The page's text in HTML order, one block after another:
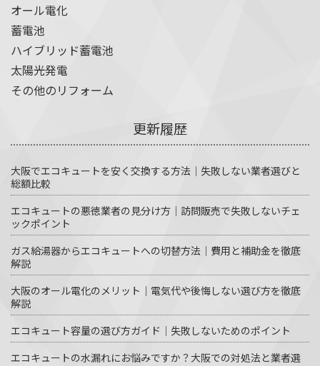
オール電化
蓄電池
ハイブリッド蓄電池
太陽光発電
その他のリフォーム
更新履歴
大阪でエコキュートを安く交換する方法｜失敗しない業者選びと
総額比較
エコキュートの悪徳業者の見分け方｜訪問販売で失敗しないチェ
ックポイント
ガス給湯器からエコキュートへの切替方法｜費用と補助金を徹底
解説
大阪のオール電化のメリット｜電気代や後悔しない選び方を徹底
解説
エコキュート容量の選び方ガイド｜失敗しないためのポイント
エコキュートの水漏れにお悩みですか？大阪での対処法と業者選